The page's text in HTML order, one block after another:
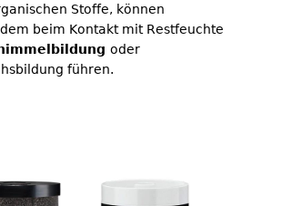
Stoffe, können
beim Kontakt mit Restfeuchte
oder
führen.